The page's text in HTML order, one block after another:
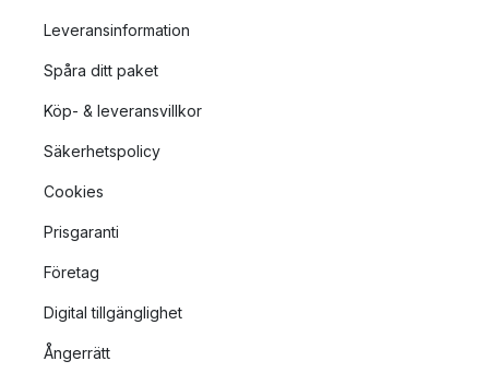
Leveransinformation
Spåra ditt paket
Köp- & leveransvillkor
Säkerhetspolicy
Cookies
Prisgaranti
Företag
Digital tillgänglighet
Ångerrätt